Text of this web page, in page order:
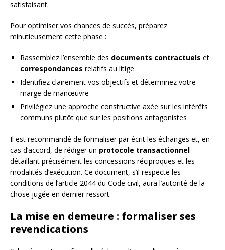
satisfaisant.
Pour optimiser vos chances de succès, préparez
minutieusement cette phase :
Rassemblez l’ensemble des documents contractuels et
correspondances relatifs au litige
Identifiez clairement vos objectifs et déterminez votre
marge de manœuvre
Privilégiez une approche constructive axée sur les intérêts
communs plutôt que sur les positions antagonistes
Il est recommandé de formaliser par écrit les échanges et, en
cas d’accord, de rédiger un protocole transactionnel
détaillant précisément les concessions réciproques et les
modalités d’exécution. Ce document, s’il respecte les
conditions de l’article 2044 du Code civil, aura l’autorité de la
chose jugée en dernier ressort.
La mise en demeure : formaliser ses
revendications